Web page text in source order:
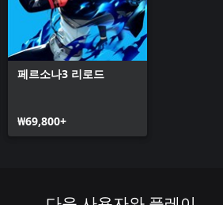
페르소나3 리로드
₩69,800+